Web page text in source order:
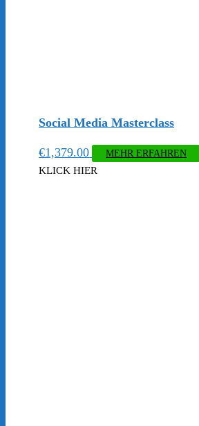
Social Media Masterclass
€1,379.00 MEHR ERFAHREN
KLICK HIER